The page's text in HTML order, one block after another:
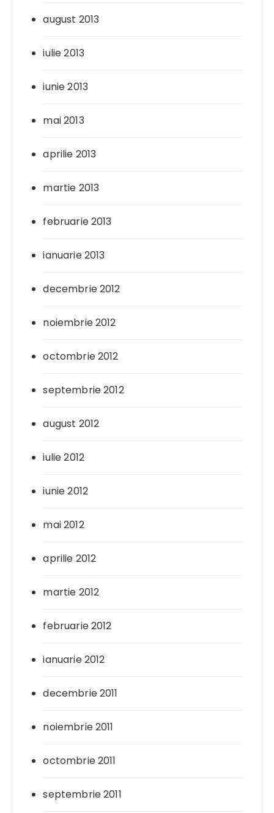
august 2013
iulie 2013
iunie 2013
mai 2013
aprilie 2013
martie 2013
februarie 2013
ianuarie 2013
decembrie 2012
noiembrie 2012
octombrie 2012
septembrie 2012
august 2012
iulie 2012
iunie 2012
mai 2012
aprilie 2012
martie 2012
februarie 2012
ianuarie 2012
decembrie 2011
noiembrie 2011
octombrie 2011
septembrie 2011